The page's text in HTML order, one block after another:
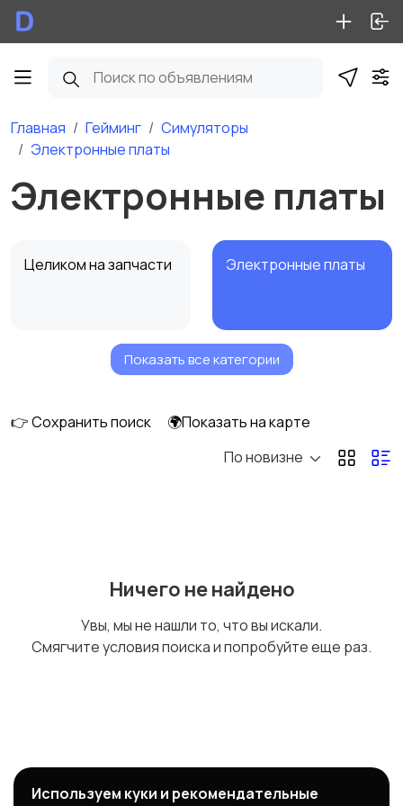
Главная Гейминг
Симуляторы
Электронные платы
Электронные платы
Целиком на запчасти Электронные платы
Механические
Другое
Показать все категории
👉 Сохранить поиск
🌍Показать на карте
По новизне
Ничего не найдено
Увы, мы не нашли то, что вы искали.
Смягчите условия поиска и попробуйте еще раз.
Используем куки и рекомендательные